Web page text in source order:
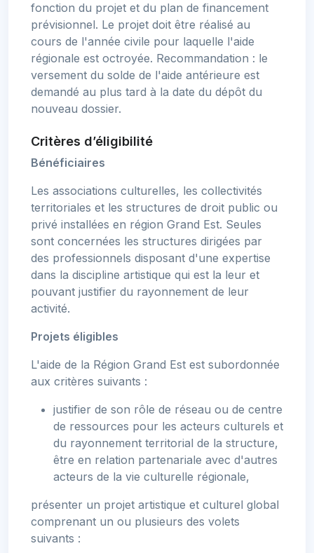
fonction du projet et du plan de financement
prévisionnel. Le projet doit être réalisé au
cours de l'année civile pour laquelle l'aide
régionale est octroyée. Recommandation : le
versement du solde de l'aide antérieure est
demandé au plus tard à la date du dépôt du
nouveau dossier.
Critères d’éligibilité
Bénéficiaires
Les associations culturelles, les collectivités
territoriales et les structures de droit public ou
privé installées en région Grand Est. Seules
sont concernées les structures dirigées par
des professionnels disposant d'une expertise
dans la discipline artistique qui est la leur et
pouvant justifier du rayonnement de leur
activité.
Projets éligibles
L'aide de la Région Grand Est est subordonnée
aux critères suivants :
justifier de son rôle de réseau ou de centre
de ressources pour les acteurs culturels et
du rayonnement territorial de la structure,
être en relation partenariale avec d'autres
acteurs de la vie culturelle régionale,
présenter un projet artistique et culturel global
comprenant un ou plusieurs des volets
suivants :